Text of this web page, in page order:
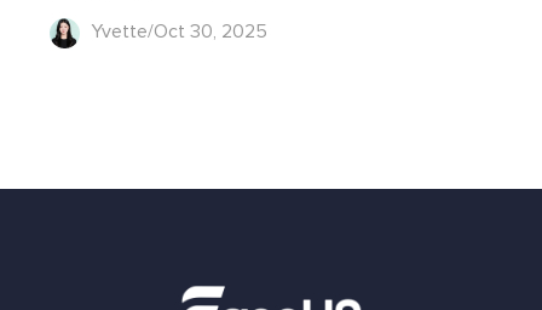
Yvette/Oct 30, 2025